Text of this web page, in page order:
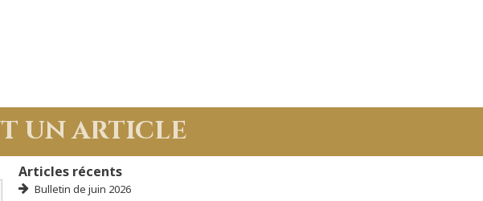
un article
Articles récents
Bulletin de juin 2026